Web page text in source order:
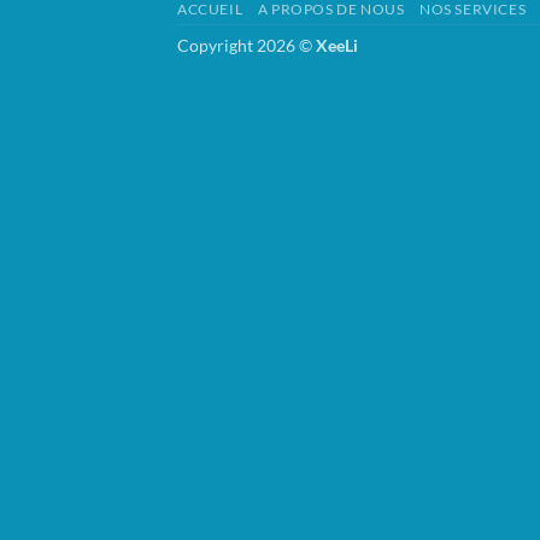
ACCUEIL A PROPOS DE NOUS NOS SERVICES
Copyright 2026 ©XeeLi